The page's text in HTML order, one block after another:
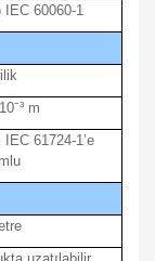
60060-1
⁻³ m
IEC 61724-1’e